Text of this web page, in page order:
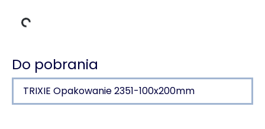
Dane ładowania
Do pobrania
TRIXIE Opakowanie 2351-100x200mm